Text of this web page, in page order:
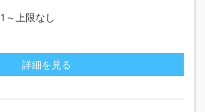
1～上限なし
詳細を見る